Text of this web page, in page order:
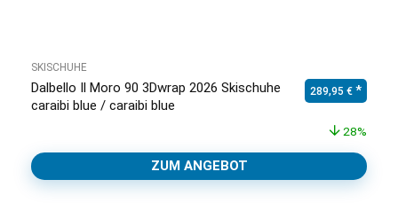
SKISCHUHE
Dalbello Il Moro 90 3Dwrap 2026 Skischuhe
caraibi blue / caraibi blue
Ursprünglicher
289,95 €
28%
ZUM ANGEBOT